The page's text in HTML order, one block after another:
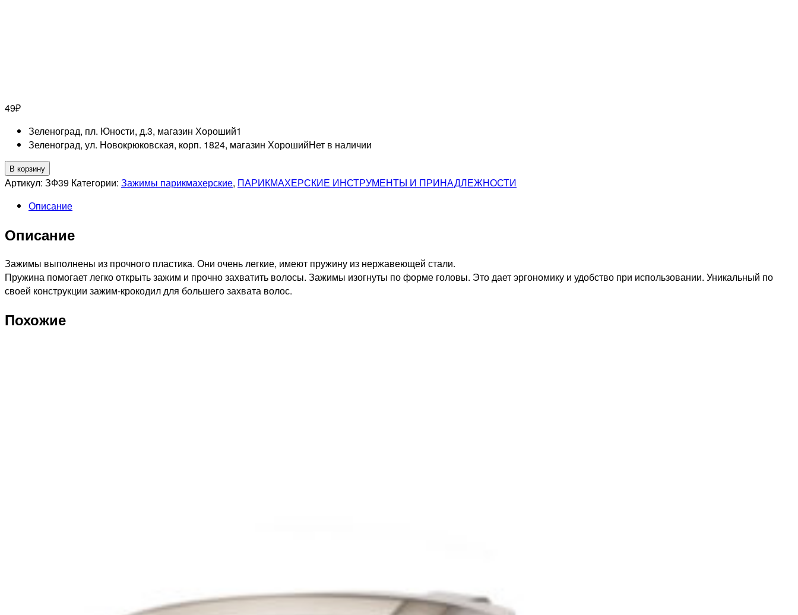
49₽
Зеленоград, пл. Юности, д.3, магазин Хороший1
Зеленоград, ул. Новокрюковская, корп. 1824, магазин ХорошийНет в наличии
Количество
товара
для
фиолетовый
В корзину
Артикул: ЗФ39 Категории: Зажимы парикмахерские, ПАРИКМАХЕРСКИЕ ИНСТРУМЕНТЫ И ПРИНАДЛЕЖНОСТИ
Описание
Описание
Зажимы выполнены из прочного пластика. Они очень легкие, имеют пружину из нержавеющей стали.
Пружина помогает легко открыть зажим и прочно захватить волосы. Зажимы изогнуты по форме головы. Это дает эргономику и удобство при использовании. Уникальный по
своей конструкции зажим-крокодил для большего захвата волос.
Похожие